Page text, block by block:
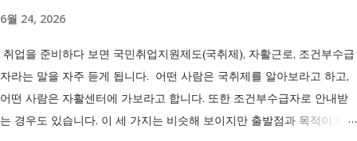
6월 24, 2026
취업을 준비하다 보면 국민취업지원제도(국취제), 자활근로, 조건부수급
자라는 말을 자주 듣게 됩니다. 어떤 사람은 국취제를 알아보라고 하고,
어떤 사람은 자활센터에 가보라고 합니다. 또한 조건부수급자로 안내받
는 경우도 있습니다. 이 세 가지는 비슷해 보이지만 출발점과 목적이 다